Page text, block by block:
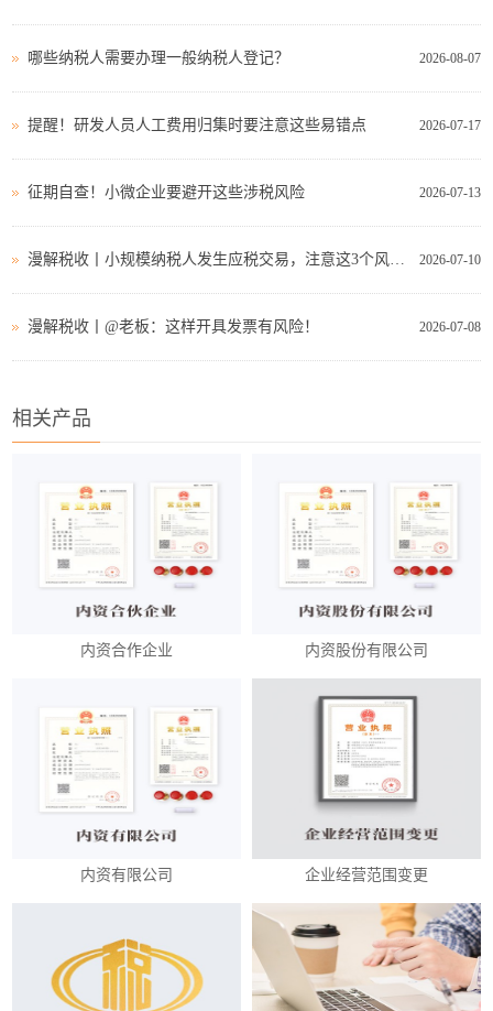
2026-08-07
哪些纳税人需要办理一般纳税人登记？
2026-07-17
提醒！研发人员人工费用归集时要注意这些易错点
2026-07-13
征期自查！小微企业要避开这些涉税风险
2026-07-10
漫解税收丨小规模纳税人发生应税交易，注意这3个风险点
2026-07-08
漫解税收丨@老板：这样开具发票有风险！
相关产品
内资合作企业 内资股份有限公司
内资有限公司 企业经营范围变更